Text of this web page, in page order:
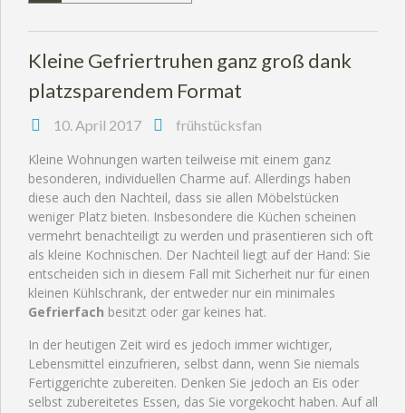
Kleine Gefriertruhen ganz groß dank
platzsparendem Format
10. April 2017
frühstücksfan
Kleine Wohnungen warten teilweise mit einem ganz
besonderen, individuellen Charme auf. Allerdings haben
diese auch den Nachteil, dass sie allen Möbelstücken
weniger Platz bieten. Insbesondere die Küchen scheinen
vermehrt benachteiligt zu werden und präsentieren sich oft
als kleine Kochnischen. Der Nachteil liegt auf der Hand: Sie
entscheiden sich in diesem Fall mit Sicherheit nur für einen
kleinen Kühlschrank, der entweder nur ein minimales
Gefrierfach besitzt oder gar keines hat.
In der heutigen Zeit wird es jedoch immer wichtiger,
Lebensmittel einzufrieren, selbst dann, wenn Sie niemals
Fertiggerichte zubereiten. Denken Sie jedoch an Eis oder
selbst zubereitetes Essen, das Sie vorgekocht haben. Auf all